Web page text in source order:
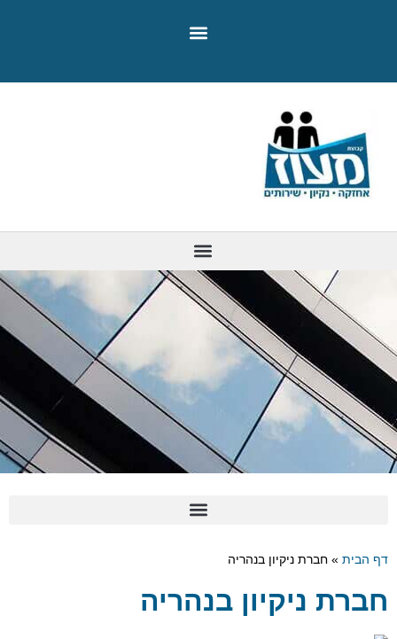
דף הבית » חברת ניקיון בנהריה
חברת ניקיון בנהריה